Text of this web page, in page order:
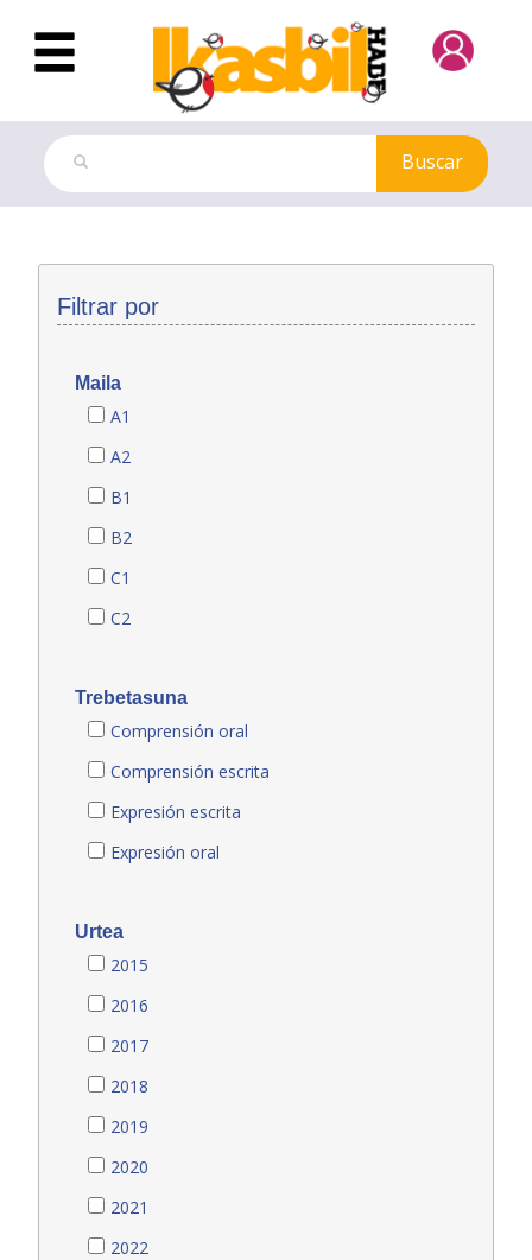
Saltar al contenido principal
Buscar
Filtrar por
Maila
A1
A2
B1
B2
C1
C2
Trebetasuna
Comprensión oral
Comprensión escrita
Expresión escrita
Expresión oral
Urtea
2015
2016
2017
2018
2019
2020
2021
2022